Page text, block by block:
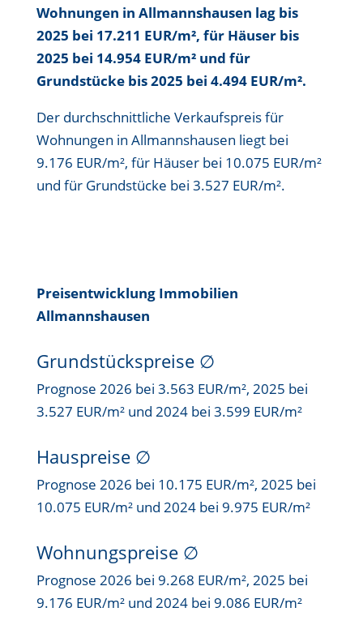
Wohnungen in Allmannshausen lag bis
2025 bei 17.211 EUR/m², für Häuser bis
2025 bei 14.954 EUR/m²und für
Grundstücke bis2025 bei 4.494 EUR/m².
Der durchschnittliche Verkaufspreis für
Wohnungen in Allmannshausen liegt bei
9.176 EUR/m², für Häuser bei 10.075 EUR/m²
und für Grundstücke bei 3.527 EUR/m².
Preisentwicklung Immobilien
Allmannshausen
Grundstückspreise ∅
Prognose 2026 bei 3.563 EUR/m², 2025 bei
3.527 EUR/m² und 2024 bei 3.599 EUR/m²
Hauspreise ∅
Prognose 2026 bei 10.175 EUR/m², 2025 bei
10.075 EUR/m² und 2024 bei 9.975 EUR/m²
Wohnungspreise ∅
Prognose 2026 bei 9.268 EUR/m², 2025 bei
9.176 EUR/m² und 2024 bei 9.086 EUR/m²